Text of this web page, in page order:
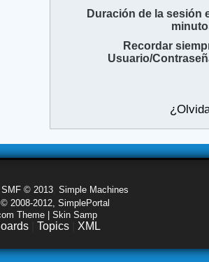
Duración de la sesión
Recordar
Usuario/
SMF © 2013 Simple Machines
2008-2012, SimplePortal
Theme | Skin Samp
Topics XML